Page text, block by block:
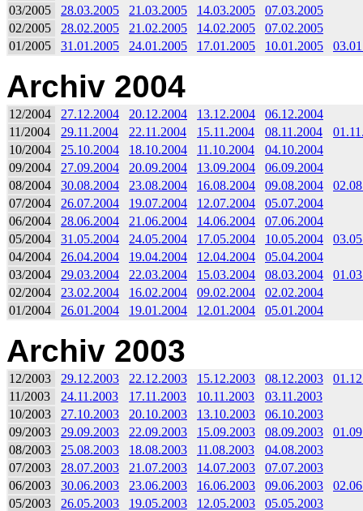
03/2005
28.03.2005 21.03.2005 14.03.2005
07.03.2005
02/2005
28.02.2005 21.02.2005 14.02.2005
07.02.2005
01/2005
31.01.2005 24.01.2005 17.01.2005 10.01.2005
Archiv 2004
12/2004 27.12.2004 20.12.2004 13.12.2004
06.12.2004
11/2004
29.11.2004 22.11.2004 15.11.2004 08.11.2004
10/2004
25.10.2004 18.10.2004 11.10.2004
04.10.2004
09/2004
27.09.2004 20.09.2004 13.09.2004
06.09.2004
08/2004
30.08.2004 23.08.2004 16.08.2004 09.08.2004
07/2004
26.07.2004 19.07.2004 12.07.2004
05.07.2004
06/2004
28.06.2004 21.06.2004 14.06.2004
07.06.2004
05/2004
31.05.2004 24.05.2004 17.05.2004 10.05.2004
04/2004
26.04.2004 19.04.2004 12.04.2004
05.04.2004
03/2004
29.03.2004 22.03.2004 15.03.2004 08.03.2004
02/2004
23.02.2004 16.02.2004 09.02.2004
02.02.2004
01/2004
26.01.2004 19.01.2004 12.01.2004 05.01.2004
Archiv 2003
12/2003 29.12.2003 22.12.2003 15.12.2003 08.12.2003
11/2003
24.11.2003 17.11.2003 10.11.2003
03.11.2003
10/2003
27.10.2003 20.10.2003 13.10.2003
06.10.2003
09/2003
29.09.2003 22.09.2003 15.09.2003 08.09.2003
08/2003
25.08.2003 18.08.2003 11.08.2003
04.08.2003
07/2003
28.07.2003 21.07.2003 14.07.2003
07.07.2003
06/2003
30.06.2003 23.06.2003 16.06.2003 09.06.2003
05/2003
26.05.2003 19.05.2003 12.05.2003
05.05.2003